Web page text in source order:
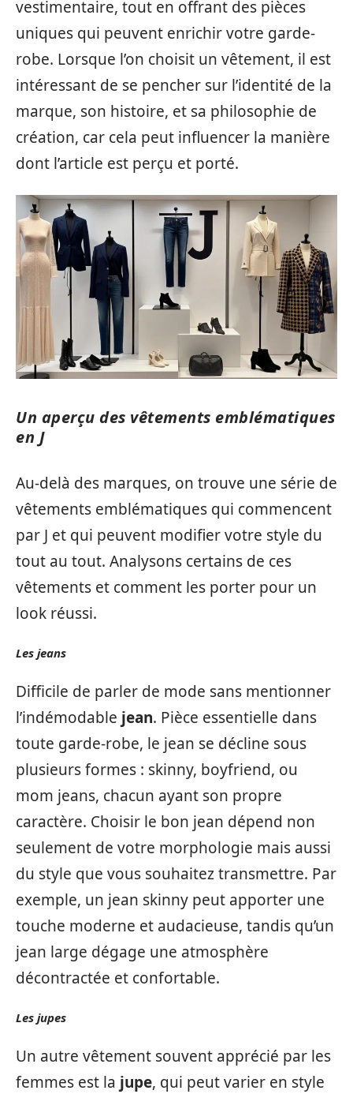
vestimentaire, tout en offrant des pièces
uniques qui peuvent enrichir votre garde-
robe. Lorsque l’on choisit un vêtement, il est
intéressant de se pencher sur l’identité de la
marque, son histoire, et sa philosophie de
création, car cela peut influencer la manière
dont l’article est perçu et porté.
Un aperçu des vêtements emblématiques
en J
Au-delà des marques, on trouve une série de
vêtements emblématiques qui commencent
par J et qui peuvent modifier votre style du
tout au tout. Analysons certains de ces
vêtements et comment les porter pour un
look réussi.
Les jeans
Difficile de parler de mode sans mentionner
l’indémodable jean. Pièce essentielle dans
toute garde-robe, le jean se décline sous
plusieurs formes : skinny, boyfriend, ou
mom jeans, chacun ayant son propre
caractère. Choisir le bon jean dépend non
seulement de votre morphologie mais aussi
du style que vous souhaitez transmettre. Par
exemple, un jean skinny peut apporter une
touche moderne et audacieuse, tandis qu’un
jean large dégage une atmosphère
décontractée et confortable.
Les jupes
Un autre vêtement souvent apprécié par les
femmes est la jupe, qui peut varier en style